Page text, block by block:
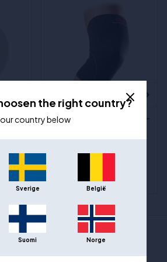
(2)
McDavid Kniebundhülse -
Sizes :S, M, L, XL, 2XL
the right country?
country below
Sverige België
Suomi Norge